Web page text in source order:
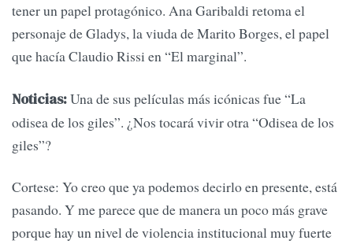
tener un papel protagónico. Ana Garibaldi retoma el
personaje de Gladys, la viuda de Marito Borges, el papel
que hacía Claudio Rissi en “El marginal”.
Noticias:Una de sus películas más icónicas fue “La
odisea de los giles”. ¿Nos tocará vivir otra “Odisea de los
giles”?
Cortese: Yo creo que ya podemos decirlo en presente, está
pasando. Y me parece que de manera un poco más grave
porque hay un nivel de violencia institucional muy fuerte